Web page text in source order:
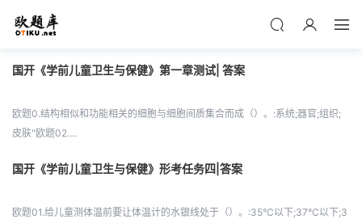
国开《学前儿童卫生与保健》第一章测试| 答案
欧题0.结构相似和功能相关的细胞与细胞间质集合而成（）。:系统;器官;组织;
皮肤"欧题02....
国开《学前儿童卫生与保健》形考任务四|答案
欧题01.给儿童测体温前要让体温计的水银线处于（）。:35°C以下;37°C以下;3